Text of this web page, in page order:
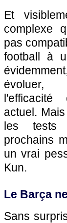
Et
complexe
pas
football à
évoluer,
actuel.
les tests
prochains
un vrai
Kun.
Le Barça
Sans